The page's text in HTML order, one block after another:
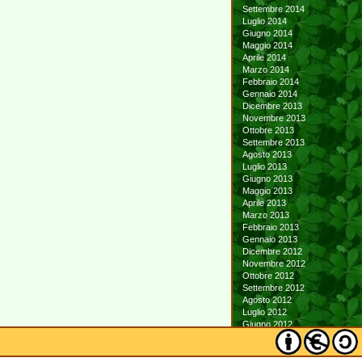
Settembre 2014
Luglio 2014
Giugno 2014
Maggio 2014
Aprile 2014
Marzo 2014
Febbraio 2014
Gennaio 2014
Dicembre 2013
Novembre 2013
Ottobre 2013
Settembre 2013
Agosto 2013
Luglio 2013
Giugno 2013
Maggio 2013
Aprile 2013
Marzo 2013
Febbraio 2013
Gennaio 2013
Dicembre 2012
Novembre 2012
Ottobre 2012
Settembre 2012
Agosto 2012
Luglio 2012
Giugno 2012
Maggio 2012
Aprile 2012